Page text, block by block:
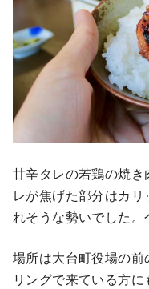
甘辛タレの若鶏の焼
レが焦げた部分はカ
れそうな勢いでした
場所は大台町役場の
リングで来ている方に